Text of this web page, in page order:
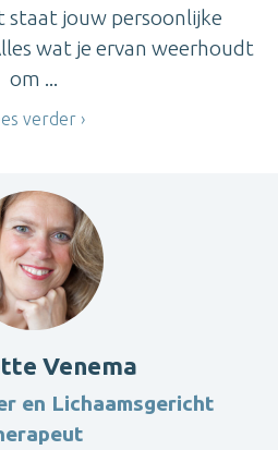
staat jouw persoonlijke
wat je ervan weerhoudt
om ...
verder
Venema
en Lichaamsgericht